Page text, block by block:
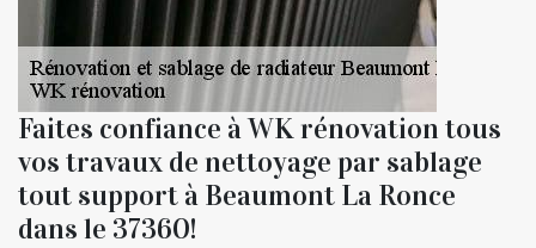
Faites confiance à WK rénovation tous
vos travaux de nettoyage par sablage
tout support à Beaumont La Ronce
dans le 37360!